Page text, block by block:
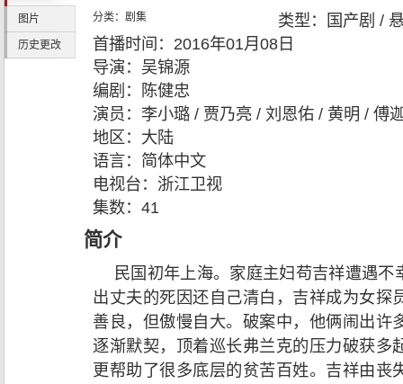
图片
历史更改
分类： 剧集 类型：
国产剧 /
首播时间： 2016年01月08日
导演： 吴锦源
编剧：
陈健忠
演员： 李小璐 / 贾乃亮 / 刘恩佑 / 黄明 / 傅
地区： 大陆
语言： 简体中文
电视台： 浙江卫视
集数： 41
简介
民国初年上海。家庭主妇苟吉祥遭遇
出丈夫的死因还自己清白，吉祥成为女探
善良，但傲慢自大。破案中，他俩闹出许
逐渐默契，顶着巡长弗兰克的压力破获多
更帮助了很多底层的贫苦百姓。吉祥由丧